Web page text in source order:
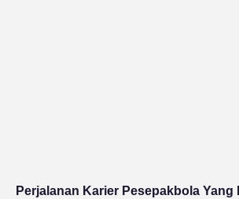
Perjalanan Karier Pesepakbola